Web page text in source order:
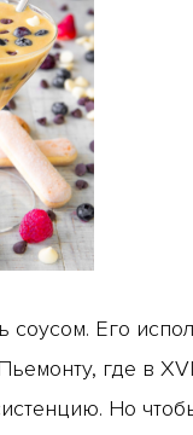
Его
где в
Но